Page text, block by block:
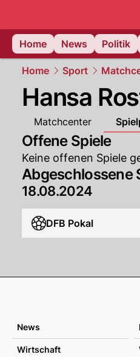
Home
News Politik
Home Sport
Hansa
Matchcenter
Offene Spiele
Keine offenen Spiele
Abgeschlossene
18.08.2024
DFB Pokal
News
Wirtschaft